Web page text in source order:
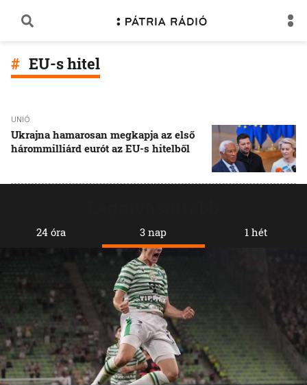
EU-s hitel
UNIÓ
Ukrajna hamarosan megkapja az első
hárommilliárd eurót az EU-s hitelből
24 óra 3 nap 1 hét